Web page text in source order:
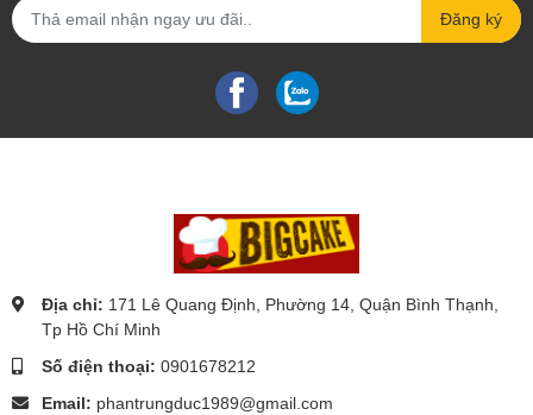
Đăng ký
Địa chỉ: 171 Lê Quang Định, Phường 14, Quận Bình Thạnh,
Tp Hồ Chí Minh
Số điện thoại: 0901678212
Email: phantrungduc1989@gmail.com